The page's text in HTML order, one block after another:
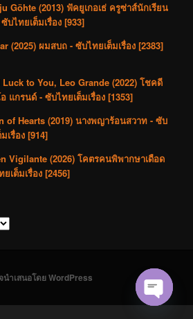
Göhte (2013) ฟัคยูเกอเธ่ ครูซ่าส์นักเรียน
บไทยเต็มเรื่อง [933]
(2025) ผมสบถ - ซับไทยเต็มเรื่อง [2383]
to You, Leo Grande (2022) โชคดี
แกรนด์ - ซับไทยเต็มเรื่อง [1353]
of Hearts (2019) นางพญาร้อนสวาท - ซับ
เรื่อง [914]
Vigilante (2026) โคตรคนพิพากษาเดือด
เต็มเรื่อง [2456]
นำเสนอโดย WordPress